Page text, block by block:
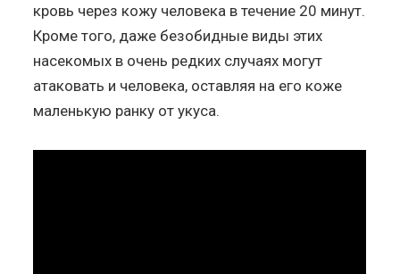
кровь через кожу человека в течение 20 минут.
Кроме того, даже безобидные виды этих
насекомых в очень редких случаях могут
атаковать и человека, оставляя на его коже
маленькую ранку от укуса.